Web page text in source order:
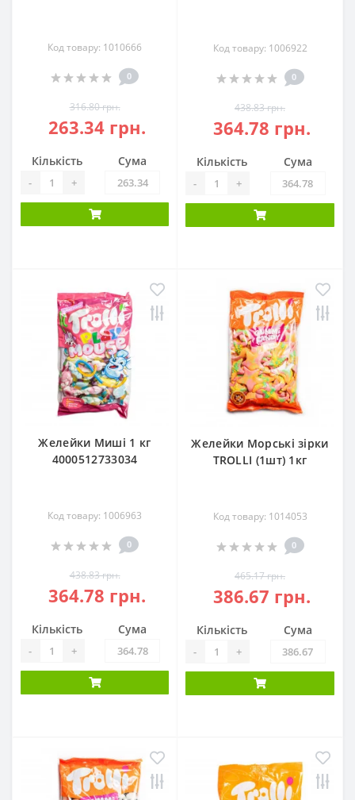
Код товару: 1010666
0
316.80 грн.
263.34 грн.
Кількість
- +
Сума
Код товару: 1006922
0
438.83 грн.
364.78 грн.
Кількість
- +
Сума
Желейки Миші 1 кг
4000512733034
Код товару: 1006963
0
438.83 грн.
364.78 грн.
Кількість
- +
Сума
Желейки Морські зірки
TROLLI (1шт) 1кг
Код товару: 1014053
0
465.17 грн.
386.67 грн.
Кількість
- +
Сума